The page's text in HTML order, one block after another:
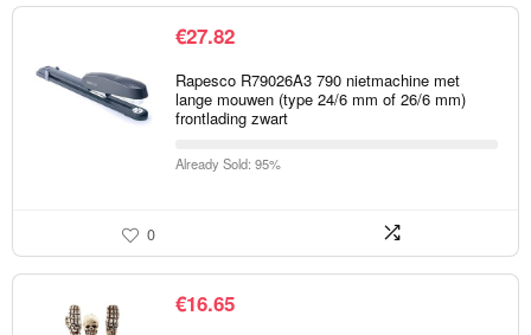
€27.82
Rapesco R79026A3 790 nietmachine met
lange mouwen (type 24/6 mm of 26/6 mm)
frontlading zwart
Already Sold: 95%
0
€16.65